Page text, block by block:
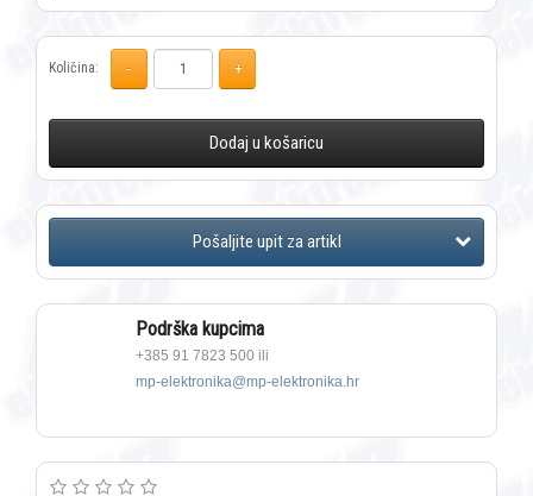
Količina:
Dodaj u košaricu
Podrška kupcima
+385 91 7823 500 ili
mp-elektronika@mp-elektronika.hr